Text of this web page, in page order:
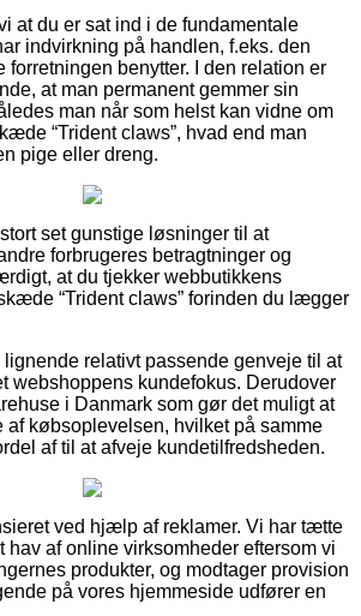
at du er sat ind i de fundamentale
indvirkning på handlen, f.eks. den
forretningen benytter. I den relation er
at man permanent gemmer sin
man når som helst kan vidne om
“Trident claws”, hvad end man
pige eller dreng.
set gunstige løsninger til at
forbrugeres betragtninger og
at du tjekker webbutikkens
“Trident claws” forinden du lægger
relativt passende genveje til at
webshoppens kundefokus. Derudover
i Danmark som gør det muligt at
af købsoplevelsen, hvilket på samme
af til at afveje kundetilfredsheden.
ved hjælp af reklamer. Vi har tætte
hav af online virksomheder eftersom vi
produkter, og modtager provision
på vores hjemmeside udfører en